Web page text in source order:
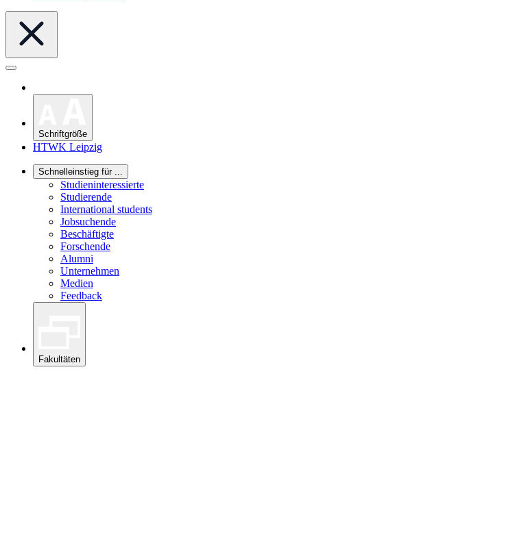
Schriftgröße
HTWK Leipzig
Schnelleinstieg für ...
Studieninteressierte
Studierende
International students
Jobsuchende
Beschäftigte
Forschende
Alumni
Unternehmen
Medien
Feedback
Fakultäten